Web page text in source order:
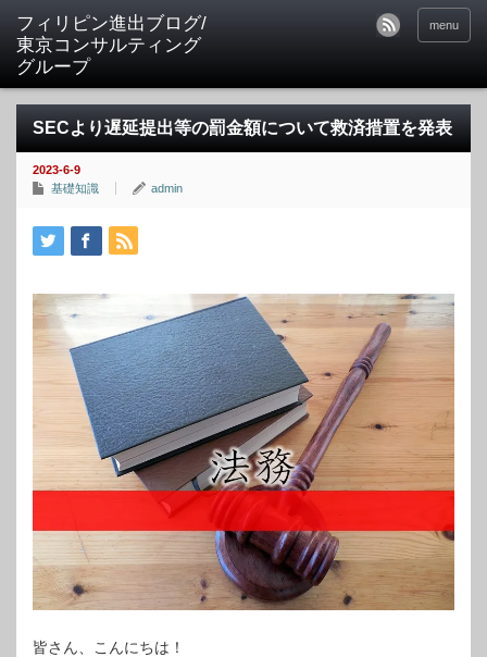
フィリピン進出ブログ/
東京コンサルティング
グループ
menu
SECより遅延提出等の罰金額について救済措置を発表
2023-6-9
基礎知識
admin
皆さん、こんにちは！